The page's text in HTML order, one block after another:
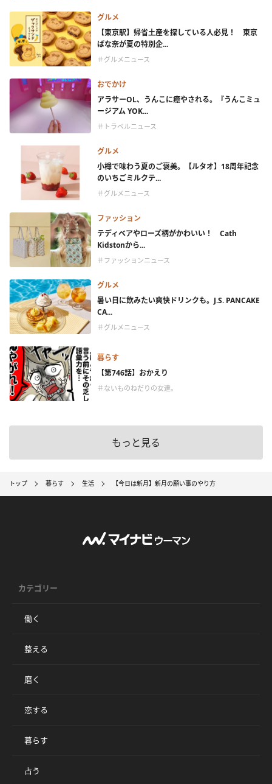
グルメ
【東京駅】帰省土産を探している人必見！ 東京
ばな奈が夏の特別企...
＃グルメニュース
おでかけ
アラサーOL、うんこに癒やされる。『うんこミュ
ージアム YOK...
＃トラベルニュース
グルメ
小樽で味わう夏のご褒美。【ルタオ】18周年記念
のいちごミルクテ...
＃グルメニュース
ファッション
テディベアやローズ柄がかわいい！ Cath
Kidstonから...
＃ファッションニュース
グルメ
暑い日に飲みたい爽快ドリンクも。J.S. PANCAKE
CA...
＃グルメニュース
暮らす
【第746話】おかえり
＃ないものねだりの女達。
もっと見る
トップ 暮らす 生活 【今日は新月】新月の願い事のやり方
カテゴリー
働く
整える
磨く
恋する
暮らす
占う